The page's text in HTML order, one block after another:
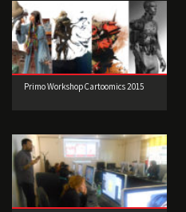
Primo Workshop Cartoomics 2015